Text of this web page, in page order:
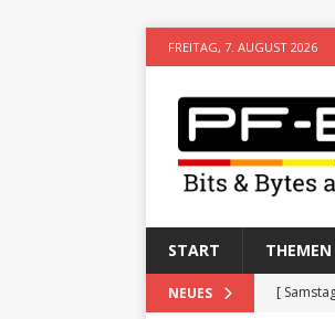
FREITAG, 7. AUGUST 2026
START THEMEN
NEUES [